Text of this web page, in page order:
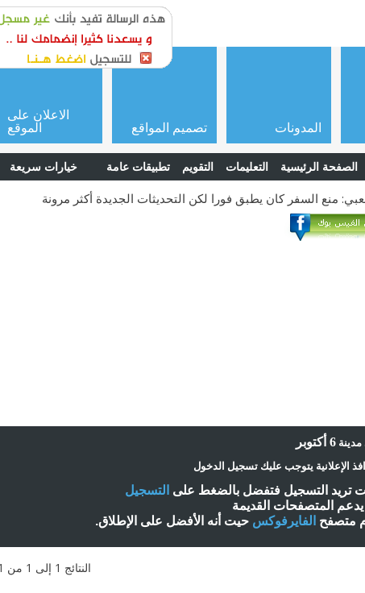
or login
الصفحة الرئيسية التعليمات التقويم تطبيقات عامة خيارات سريعة
المدونات تصميم المواقع
الاعلان على
الموقع
منع السفر كان يطبق فورا لكن التحديثات الجديدة أكثر مرونة
مدينة6 أكتوبر
الإعلانية يتوجب عليك تسجيل الدخول
تريد التسجيل فتفضل بالضغط على التسجيل
يدعم المتصفحات القديمة
متصفح الفايرفوكس حيت أنه الأفضل على الإطلاق.
النتائج 1 إلى 1 من 1